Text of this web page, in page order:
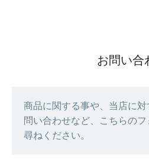
お問い合
商品に関する事や、当店に
問い合わせなど、こちらの
尋ねください。